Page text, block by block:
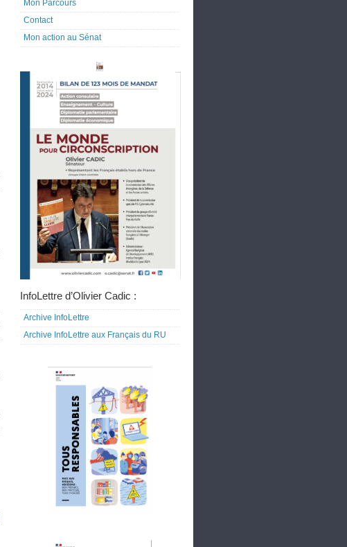
Mon Parcours
Contact
Mon action au Sénat
InfoLettre d’Olivier Cadic :
Archive InfoLettre
Archive InfoLettre aux Français du RU